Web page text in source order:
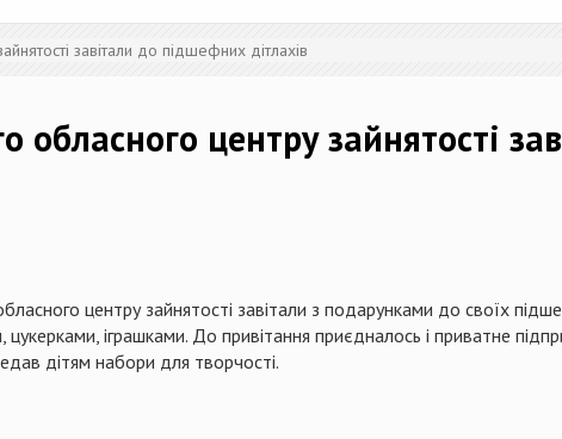
завітали до підшефних дітлахів
обласного центру зайнятості
центру зайнятості завітали з подарунками до своїх
іграшками. До привітання приєдналось і приватне
дітям набори для творчості.